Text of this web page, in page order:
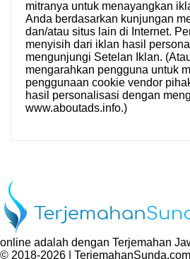
mitranya untuk menayangkan
Anda berdasarkan kunjungan
dan/atau situs lain di Internet.
menyisih dari iklan hasil
mengunjungi Setelan Iklan.
mengarahkan pengguna untuk
penggunaan cookie vendor
hasil personalisasi dengan
www.aboutads.info.)
online adalah dengan Terjemahan
© 2018-2026 | TerjemahanSunda.com